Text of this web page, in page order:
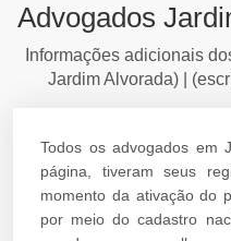
Advogados
Informações adicionais
Jardim Alvorada) |
Todos os advogados em
página, tiveram seus
momento da ativação do
por meio do cadastro